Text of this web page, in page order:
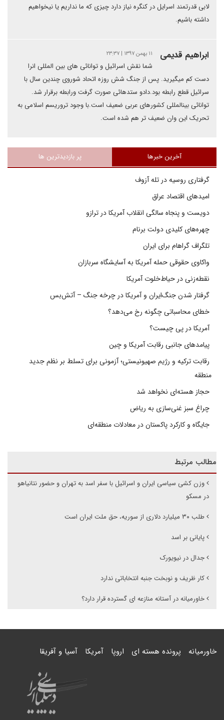
لابی قدرتمند اسرایل در کنگره نیاز دارد چیزی که ما نداریم یا نیخواهیم
داشته باشیم.
ابراهیم قدیمی ۱۱ بهمن ۱۳۹۷ | ۲۳:۳۷
شما نقش اسرائیل و توانائی های بین المللی انرا
دست کم میگیرید. پس از جنگ شش روزه اتحاد شوروی چندین سال با
سرائیل قطع رابطه بود.دادو ستدهائی صورت گرفت ورابطه برقرار شد.
توانائی بینالمللی کشورهای عربی ضعیف است.با وجود تروریسم اسلامی به
تحریک این وان ضعیف تر هم شده است.
آخرین خبرها پر بازدیدترین ها
گرفتاری روسیه در تله آزوف
امیدهای اقتصاد عراق
دویست و پنجاه سالگی انقلاب آمریکا در ترازو
چهره‌های کلیدی دولت برنام
تلگراف گراهام برای ایران
واکاوی حقوقی حمله آمریکا به آسایشگاه سربازان
نقطه‌زنی در حیاط‌خلوت آمریکا
گرفتار شدن جنگ‌ایران و آمریکا در چرخه جنگ – آتش‌بس
خطای محاسباتی چگونه رخ می‌دهد؟
آمریکا در پی چیست؟
پیامدهای جانبی رقابت آمریکا و چین
رقابت ترکیه و رژیم صهیونیستی؛ آزمونی برای تسلط بر نظم جدید
منطقه
حجاز هسته‌ای نخواهد شد
چراغ سبز غنی‌سازی به ریاض
جایگاه و کارکرد پاکستان در معادلات منطقه‌ای
مطالب مرتبط
وزن کشی سیاسی ایران و اسرائیل با سفر اسد به تهران و حضور نتانیاهو
در مسکو
طلب ۳۰ میلیارد دلاری از سوریه، حق ملت ایران است
پایانی بر اسد
جدال در نیویورک
کار ظریف و نوبخت جنبه انتخاباتی ندارد
خاورمیانه در آستانه منازعه ای گسترده قرار دارد؟
خاورمیانه پرونده هسته ای اروپا آمریکا آسیا و آفریقا